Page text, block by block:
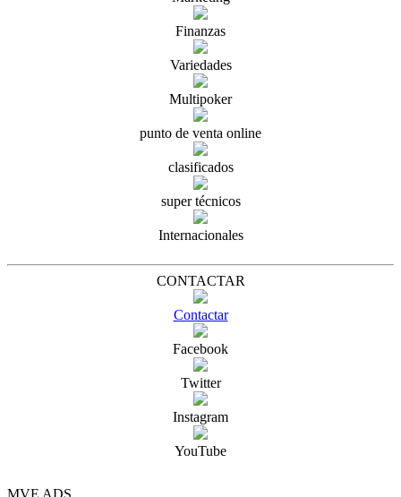
Finanzas
Variedades
Multipoker
punto de venta online
clasificados
super técnicos
Internacionales
CONTACTAR
Contactar
Facebook
Twitter
Instagram
YouTube
MVE ADS